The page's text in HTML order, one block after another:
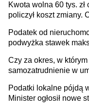
Kwota wolna 60 tys.
policzył koszt zmiany.
Podatek od
podwyżka stawek
budynków i lokali
prowadzeniem
Czy za okres, w którym
samozatrudnienie w
umowy
racjonalnym wyjściem
Podatki lokalne pójdą
Minister ogłosił nowe